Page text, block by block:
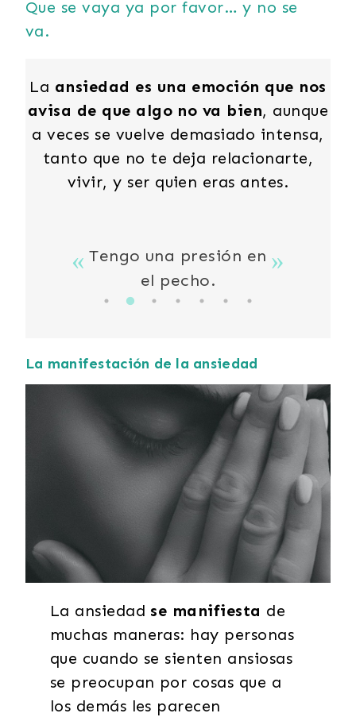
Que se vaya ya por favor… y no se
va.
La ansiedad es una emoción que nos
avisa de que algo no va bien, aunque
a veces se vuelve demasiado intensa,
tanto que no te deja relacionarte,
vivir, y ser quien eras antes.
Tengo una presión en
el pecho.
La manifestación de la ansiedad
La ansiedad se manifiesta de
muchas maneras: hay personas
que cuando se sienten ansiosas
se preocupan por cosas que a
los demás les parecen